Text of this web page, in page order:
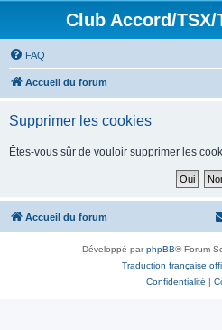
Club Accord/TSX/
FAQ
Accueil du forum
Supprimer les cookies
Êtes-vous sûr de vouloir supprimer les
Accueil du forum
Développé parphpBB® Forum
Traduction française
Confidentialité |